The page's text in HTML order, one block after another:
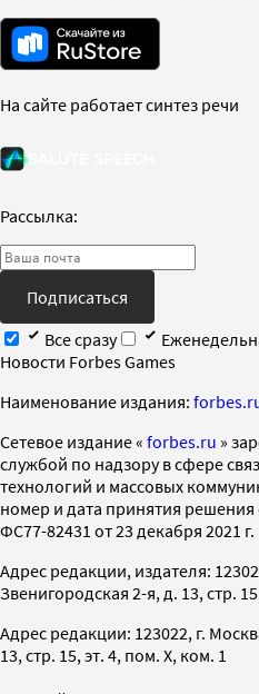
На сайте работает синтез речи
Рассылка:
Подписаться
Все сразу
Новости Forbes Games
Наименование издания:
Cетевое издание « forbes.ru »
службой по надзору в сфере
технологий и массовых
номер и дата принятия
ФС77-82431 от 23 декабря 2021 г.
Адрес редакции, издателя:
Звенигородская 2-я, д. 13, стр.
Адрес редакции: 123022, г.
13, стр. 15, эт. 4, пом. X, ком. 1